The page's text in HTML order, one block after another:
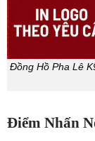
Đồng Hồ Pha Lê
Điểm Nhấn